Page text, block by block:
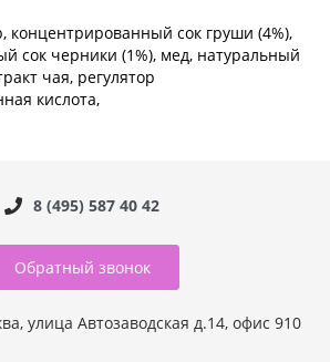
концентрированный сок груши (4%),
сок черники (1%), мед, натуральный
чая, регулятор
кислота,
8 (495) 587 40 42
Обратный звонок
улица Автозаводская д.14, офис 910